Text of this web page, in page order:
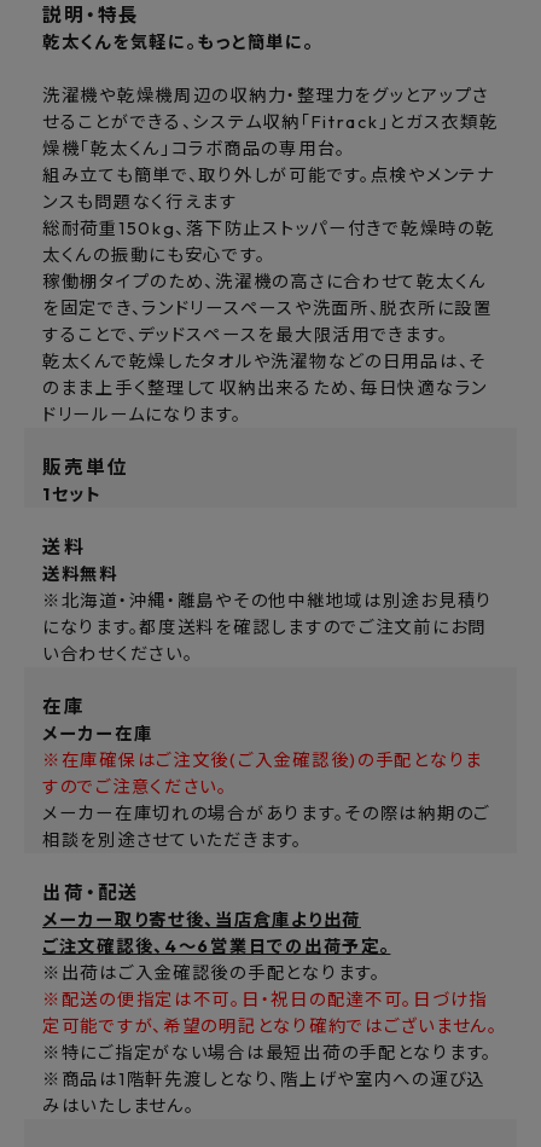
説明・特長
乾太くんを気軽に。もっと簡単に。
洗濯機や乾燥機周辺の収納力・整理力をグッとアップさ
せることができる、システム収納「Fitrack」とガス衣類乾
燥機「乾太くん」コラボ商品の専用台。
組み立ても簡単で、取り外しが可能です。点検やメンテナ
ンスも問題なく行えます
総耐荷重150kg、落下防止ストッパー付きで乾燥時の乾
太くんの振動にも安心です。
稼働棚タイプのため、洗濯機の高さに合わせて乾太くん
を固定でき、ランドリースペースや洗面所、脱衣所に設置
することで、デッドスペースを最大限活用できます。
乾太くんで乾燥したタオルや洗濯物などの日用品は、そ
のまま上手く整理して収納出来るため、毎日快適なラン
ドリールームになります。
販売単位
1セット
送料
送料無料
※北海道・沖縄・離島やその他中継地域は別途お見積り
になります。都度送料を確認しますのでご注文前にお問
い合わせください。
在庫
メーカー在庫
※在庫確保はご注文後(ご入金確認後)の手配となりま
すのでご注意ください。
メーカー在庫切れの場合があります。その際は納期のご
相談を別途させていただきます。
出荷・配送
メーカー取り寄せ後、当店倉庫より出荷
ご注文確認後、4～6営業日での出荷予定。
※出荷はご入金確認後の手配となります。
※配送の便指定は不可。日・祝日の配達不可。日づけ指
定可能ですが、希望の明記となり確約ではございません。
※特にご指定がない場合は最短出荷の手配となります。
※商品は1階軒先渡しとなり、階上げや室内への運び込
みはいたしません。